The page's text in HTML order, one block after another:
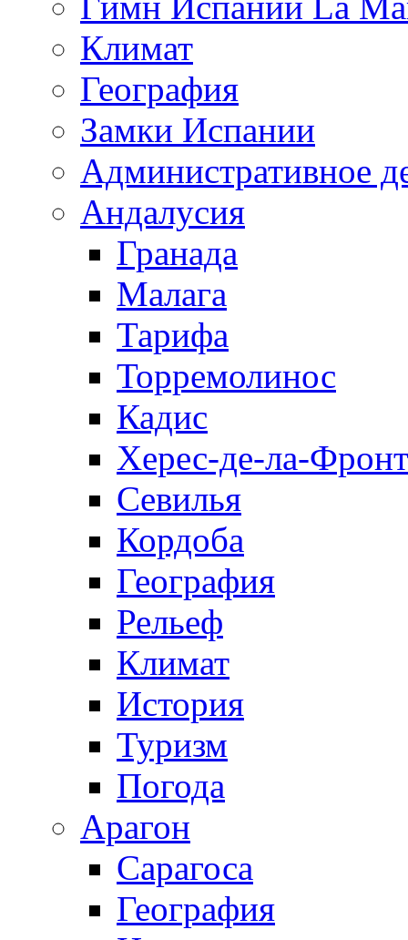
Климат
География
Замки Испании
Административное
Андалусия
Гранада
Малага
Тарифа
Торремолинос
Кадис
Херес-де-ла-
Севилья
Кордоба
География
Рельеф
Климат
История
Туризм
Погода
Арагон
Сарагоса
География